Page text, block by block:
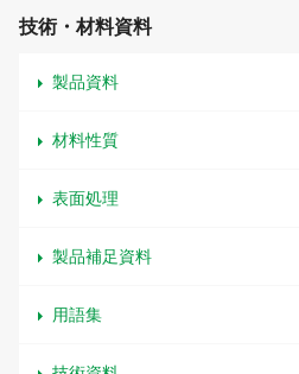
技術・材料資料
製品資料
材料性質
表面処理
製品補足資料
用語集